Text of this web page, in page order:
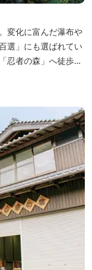
変化に富んだ瀑布や
選」にも選ばれてい
忍者の森」へ徒歩５
果も期待できます。
た「上忍の湯」、打